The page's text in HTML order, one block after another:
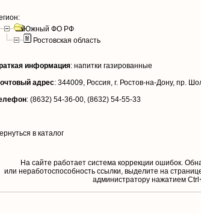
Южный ФО РФ
Ростовская область
информация: напитки газированные
адрес: 344009, Россия, г. Ростов-на-Дону, пр.
: (8632) 54-36-00, (8632) 54-55-33
в каталог
На сайте работает система коррекции ошибок.
или неработоспособность ссылки, выделите на
aдминистратору нажатием